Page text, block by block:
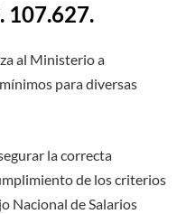
107.627.
al Ministerio a
para diversas
la correcta
de los criterios
Nacional de Salarios